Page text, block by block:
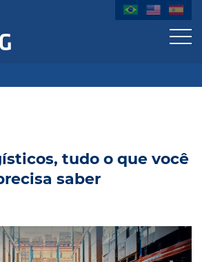
tudo o que você
saber